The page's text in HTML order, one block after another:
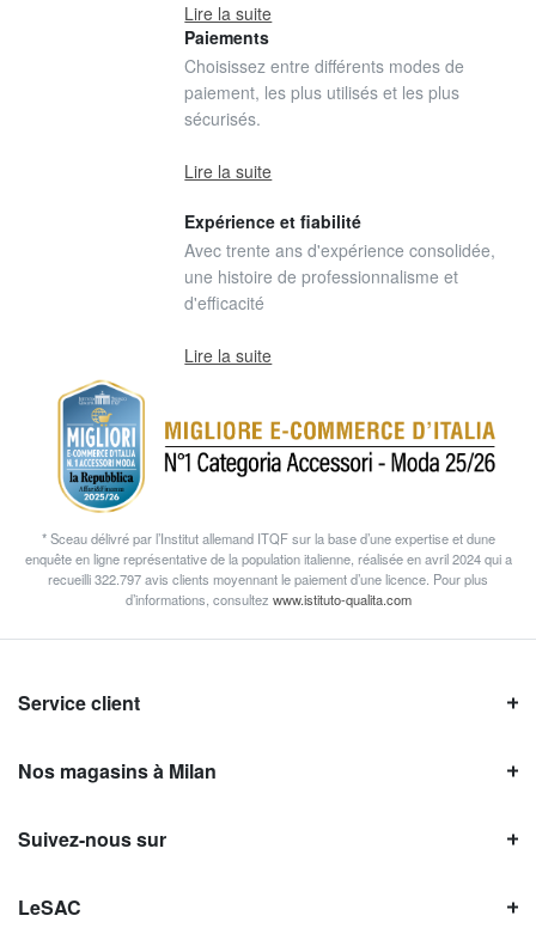
Lire la suite
Paiements
Choisissez entre différents modes de
paiement, les plus utilisés et les plus
sécurisés.
Lire la suite
Expérience et fiabilité
Avec trente ans d'expérience consolidée,
une histoire de professionnalisme et
d'efficacité
Lire la suite
* Sceau délivré par l’Institut allemand ITQF sur la base d’une expertise et dune
enquête en ligne représentative de la population italienne, réalisée en avril 2024 qui a
recueilli 322.797 avis clients moyennant le paiement d’une licence. Pour plus
d’informations, consultez www.istituto-qualita.com
Service client
Nos magasins à Milan
Suivez-nous sur
LeSAC